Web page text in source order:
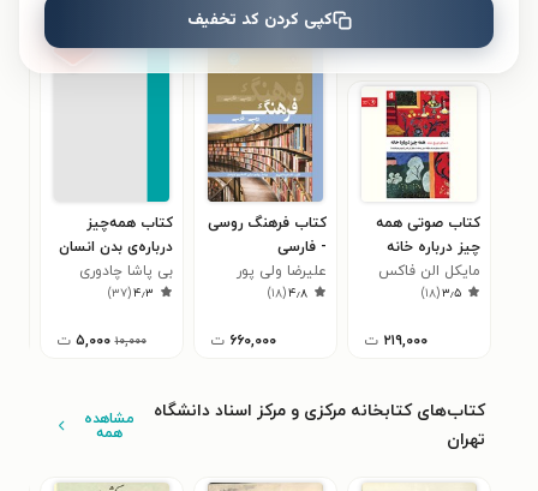
کتاب صوتی همه‌
چیز درباره خانه
مایکل الن فاکس
۳٫۵(۱۸)
۲۱۹,۰۰۰ ت
کتاب فرهنگ روسی
- فارسی
علیرضا ولی پور
۴٫۸(۱۸)
۶۶۰,۰۰۰ ت
٪۵۰
کتاب همه‌چیز
درباره‌ی بدن انسان
بی پاشا چادوری
۴٫۳(۳۷)
۱۰,۰۰۰ ۵,۰۰۰ ت
کتاب‌های کتابخانه مرکزی و مرکز اسناد دانشگاه
تهران
مشاهده
همه
کپی کردن کد تخفیف